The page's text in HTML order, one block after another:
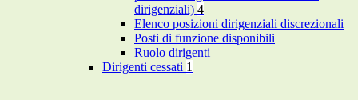
dirigenziali) 4
Elenco posizioni dirigenziali discrezionali
Posti di funzione disponibili
Ruolo dirigenti
Dirigenti cessati 1